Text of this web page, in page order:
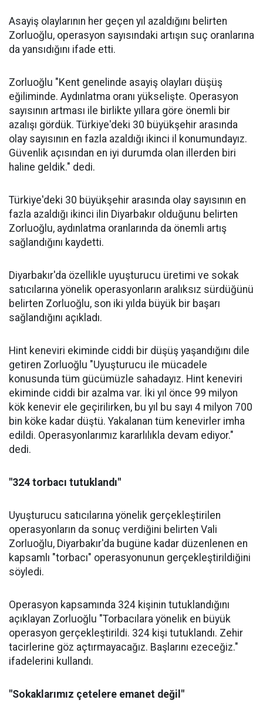
Asayiş olaylarının her geçen yıl azaldığını belirten
Zorluoğlu, operasyon sayısındaki artışın suç oranlarına
da yansıdığını ifade etti.
Zorluoğlu "Kent genelinde asayiş olayları düşüş
eğiliminde. Aydınlatma oranı yükselişte. Operasyon
sayısının artması ile birlikte yıllara göre önemli bir
azalışı gördük. Türkiye'deki 30 büyükşehir arasında
olay sayısının en fazla azaldığı ikinci il konumundayız.
Güvenlik açısından en iyi durumda olan illerden biri
haline geldik." dedi.
Türkiye'deki 30 büyükşehir arasında olay sayısının en
fazla azaldığı ikinci ilin Diyarbakır olduğunu belirten
Zorluoğlu, aydınlatma oranlarında da önemli artış
sağlandığını kaydetti.
Diyarbakır'da özellikle uyuşturucu üretimi ve sokak
satıcılarına yönelik operasyonların aralıksız sürdüğünü
belirten Zorluoğlu, son iki yılda büyük bir başarı
sağlandığını açıkladı.
Hint keneviri ekiminde ciddi bir düşüş yaşandığını dile
getiren Zorluoğlu "Uyuşturucu ile mücadele
konusunda tüm gücümüzle sahadayız. Hint keneviri
ekiminde ciddi bir azalma var. İki yıl önce 99 milyon
kök kenevir ele geçirilirken, bu yıl bu sayı 4 milyon 700
bin köke kadar düştü. Yakalanan tüm kenevirler imha
edildi. Operasyonlarımız kararlılıkla devam ediyor."
dedi.
"324 torbacı tutuklandı"
Uyuşturucu satıcılarına yönelik gerçekleştirilen
operasyonların da sonuç verdiğini belirten Vali
Zorluoğlu, Diyarbakır'da bugüne kadar düzenlenen en
kapsamlı "torbacı" operasyonunun gerçekleştirildiğini
söyledi.
Operasyon kapsamında 324 kişinin tutuklandığını
açıklayan Zorluoğlu "Torbacılara yönelik en büyük
operasyon gerçekleştirildi. 324 kişi tutuklandı. Zehir
tacirlerine göz açtırmayacağız. Başlarını ezeceğiz."
ifadelerini kullandı.
"Sokaklarımız çetelere emanet değil"